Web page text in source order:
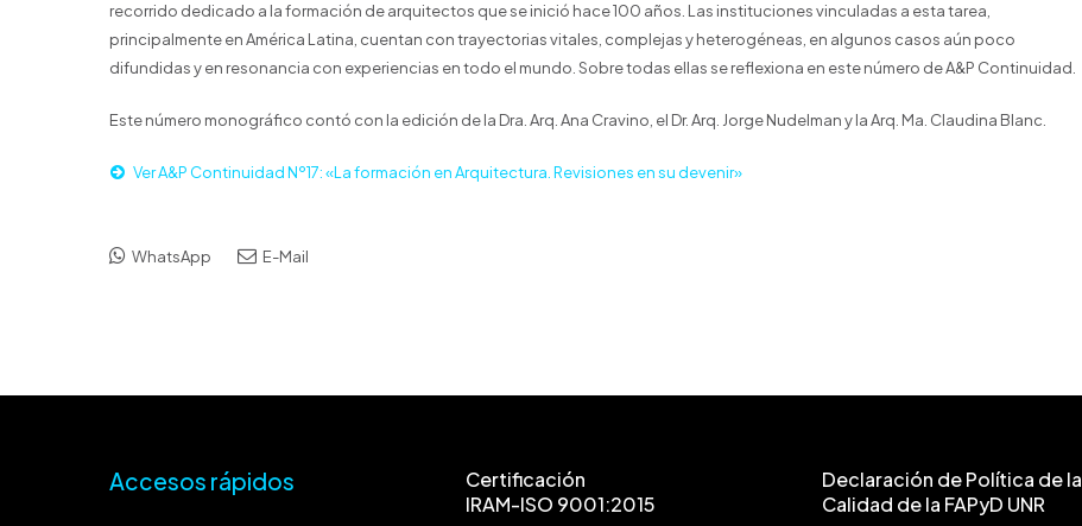
recorrido dedicado a la formación de arquitectos que se inició hace 100 años. Las instituciones vinculadas a esta tarea,
principalmente en América Latina, cuentan con trayectorias vitales, complejas y heterogéneas, en algunos casos aún poco
difundidas y en resonancia con experiencias en todo el mundo. Sobre todas ellas se reflexiona en este número de A&P Continuidad.
Este número monográfico contó con la edición de la Dra. Arq. Ana Cravino, el Dr. Arq. Jorge Nudelman y la Arq. Ma. Claudina Blanc.
Ver A&P Continuidad Nº17: «La formación en Arquitectura. Revisiones en su devenir»
WhatsApp E-Mail
Accesos rápidos
Certificación
IRAM-ISO 9001:2015
Declaración de Política de la
Calidad de la FAPyD UNR